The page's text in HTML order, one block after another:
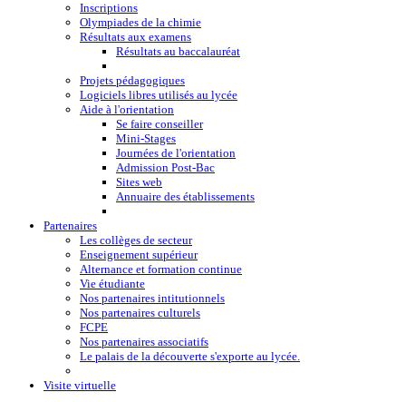
Inscriptions
Olympiades de la chimie
Résultats aux examens
Résultats au baccalauréat
Projets pédagogiques
Logiciels libres utilisés au lycée
Aide à l'orientation
Se faire conseiller
Mini-Stages
Journées de l'orientation
Admission Post-Bac
Sites web
Annuaire des établissements
Partenaires
Les collèges de secteur
Enseignement supérieur
Alternance et formation continue
Vie étudiante
Nos partenaires intitutionnels
Nos partenaires culturels
FCPE
Nos partenaires associatifs
Le palais de la découverte s'exporte au lycée.
Visite virtuelle